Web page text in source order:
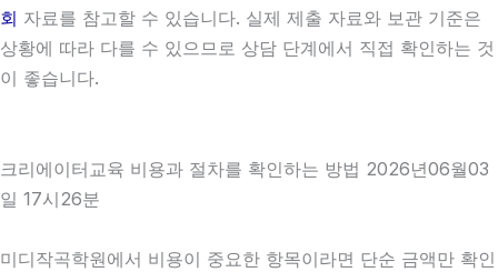
회 자료를 참고할 수 있습니다. 실제 제출 자료와 보관 기준은
상황에 따라 다를 수 있으므로 상담 단계에서 직접 확인하는 것
이 좋습니다.
크리에이터교육 비용과 절차를 확인하는 방법 2026년06월03
일 17시26분
미디작곡학원에서 비용이 중요한 항목이라면 단순 금액만 확인